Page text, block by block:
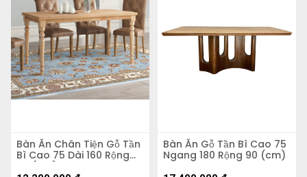
Bàn Ăn Chân Tiện Gỗ Tần
Bì Cao 75 Dài 160 Rộng
80 (cm)
Bàn Ăn Gỗ Tần Bì Cao 75
Ngang 180 Rộng 90 (cm)